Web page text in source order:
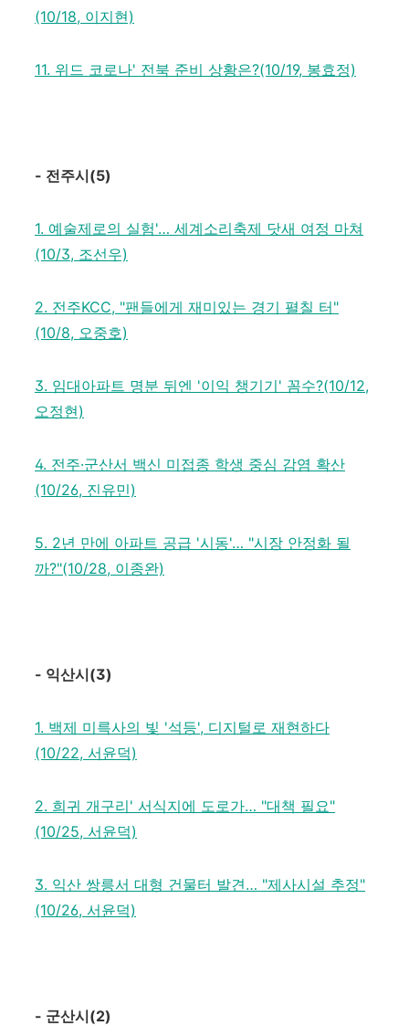
(10/18, 이지현)
11. 위드 코로나' 전북 준비 상황은?(10/19, 봉효정)
- 전주시(5)
1. 예술제로의 실험'… 세계소리축제 닷새 여정 마쳐
(10/3, 조선우)
2. 전주KCC, "팬들에게 재미있는 경기 펼칠 터"
(10/8, 오중호)
3. 임대아파트 명분 뒤엔 '이익 챙기기' 꼼수?(10/12,
오정현)
4. 전주·군산서 백신 미접종 학생 중심 감염 확산
(10/26, 진유민)
5. 2년 만에 아파트 공급 '시동'… "시장 안정화 될
까?"(10/28, 이종완)
- 익산시(3)
1. 백제 미륵사의 빛 '석등', 디지털로 재현하다
(10/22, 서윤덕)
2. 희귀 개구리' 서식지에 도로가… "대책 필요"
(10/25, 서윤덕)
3. 익산 쌍릉서 대형 건물터 발견… "제사시설 추정"
(10/26, 서윤덕)
- 군산시(2)